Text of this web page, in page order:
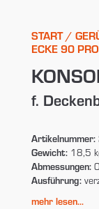
START/
ECKE 90 PRO
f.
Artikelnummer:
Gewicht:18,5
Abmessungen:
Ausführung:
mehr lesen...